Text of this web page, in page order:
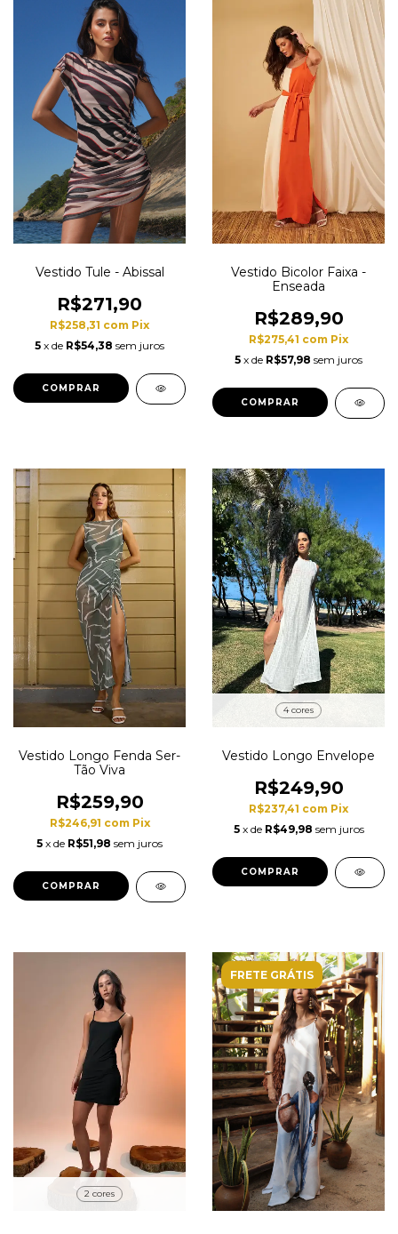
Vestido Tule - Abissal
R$271,90
R$258,31 com Pix
5 x de R$54,38 sem juros
COMPRAR
Vestido Bicolor Faixa -
Enseada
R$289,90
R$275,41 com Pix
5 x de R$57,98 sem juros
COMPRAR
Vestido Longo Fenda Ser-
Tão Viva
R$259,90
R$246,91 com Pix
5 x de R$51,98 sem juros
COMPRAR
4 cores
Vestido Longo Envelope
R$249,90
R$237,41 com Pix
5 x de R$49,98 sem juros
COMPRAR
2 cores
FRETE GRÁTIS